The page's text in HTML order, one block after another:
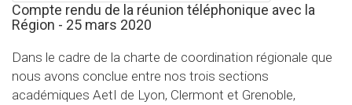
Compte rendu de la réunion téléphonique avec la
Région - 25 mars 2020
Dans le cadre de la charte de coordination régionale que
nous avons conclue entre nos trois sections
académiques AetI de Lyon, Clermont et Grenoble,